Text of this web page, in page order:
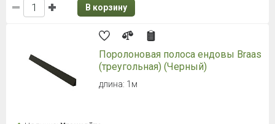
В корзину
Противоветровой зажим для
волновой минеральной черепицы
(подвижный захват)